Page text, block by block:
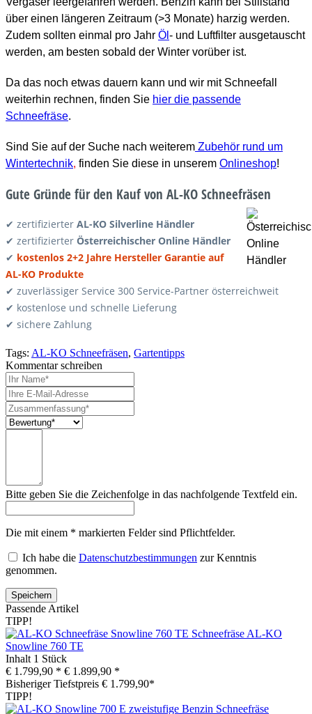
über einen längeren Zeitraum (>3 Monate) harzig werden.
Zudem sollten einmal pro Jahr Öl - und Luftfilter ausgetauscht
werden, am besten sobald der Winter vorüber ist.
Da das noch etwas dauern kann und wir mit Schneefall
weiterhin rechnen, finden Sie hier die passende
Schneefräse.
Sind Sie auf der Suche nach weiterem Zubehör rund um
Wintertechnik, finden Sie diese in unserem Onlineshop!
Gute Gründe für den Kauf von AL-KO Schneefräsen
✔ zertifizierter AL-KO Silverline Händler
✔ zertifizierter Österreichischer Online Händler
✔ kostenlos 2+2 Jahre Hersteller Garantie auf
AL-KO Produkte
✔ zuverlässiger Service 300 Service-Partner österreichweit
✔ kostenlose und schnelle Lieferung
✔ sichere Zahlung
Tags: AL-KO Schneefräsen, Gartentipps
Kommentar schreiben
Bitte geben Sie die Zeichenfolge in das nachfolgende Textfeld ein.
Die mit einem * markierten Felder sind Pflichtfelder.
Ich habe die Datenschutzbestimmungen zur Kenntnis
genommen.
Passende Artikel
TIPP!
Schneefräse AL-KO
Snowline 760 TE
Inhalt 1 Stück
€ 1.799,90 * € 1.899,90 *
Bisheriger Tiefstpreis € 1.799,90*
TIPP!